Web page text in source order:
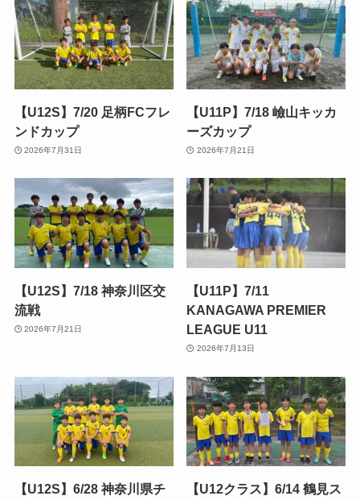
【U12S】7/20 足柄FCフレ
ンドカップ
2026年7月31日
【U11P】7/18 嶮山キッカ
ーズカップ
2026年7月21日
【U12S】7/18 神奈川区交
流戦
2026年7月21日
【U11P】7/11
KANAGAWA PREMIER
LEAGUE U11
2026年7月13日
【U12S】6/28 神奈川県チ
【U12クラス】6/14 鶴見ス